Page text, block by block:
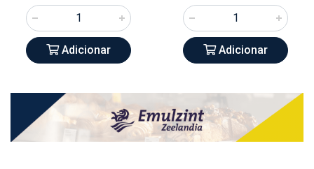
Adicionar Adicionar